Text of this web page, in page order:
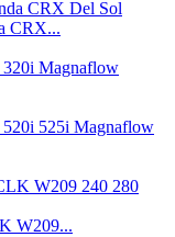
CRX...
Magnaflow
Magnaflow
W209...